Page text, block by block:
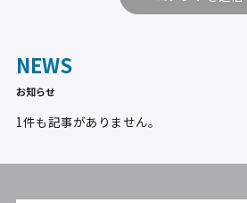
NEWS
お知らせ
1件も記事がありません。